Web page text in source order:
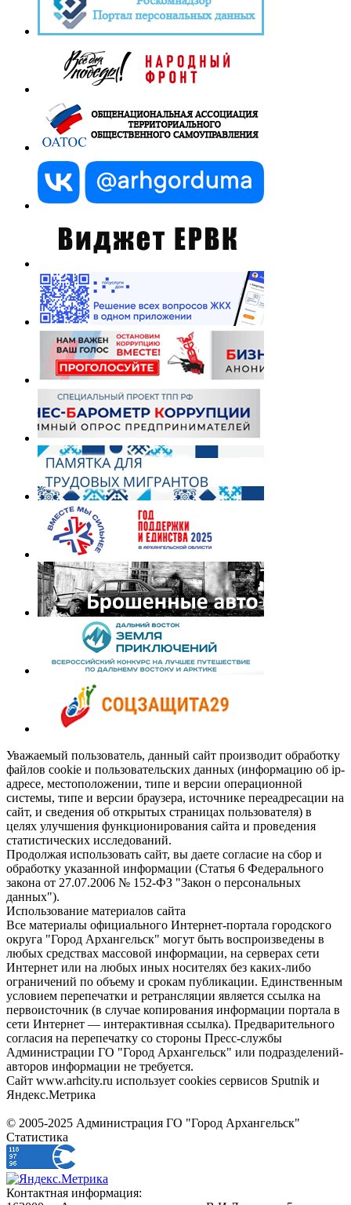
Уважаемый пользователь, данный сайт производит обработку
файлов cookie и пользовательских данных (информацию об ip-
адресе, местоположении, типе и версии операционной
системы, типе и версии браузера, источнике переадресации на
сайт, и сведения об открытых страницах пользователя) в
целях улучшения функционирования сайта и проведения
статистических исследований.
Продолжая использовать сайт, вы даете согласие на сбор и
обработку указанной информации (Статья 6 Федерального
закона от 27.07.2006 № 152-ФЗ "Закон о персональных
данных").
Использование материалов сайта
Все материалы официального Интернет-портала городского
округа "Город Архангельск" могут быть воспроизведены в
любых средствах массовой информации, на серверах сети
Интернет или на любых иных носителях без каких-либо
ограничений по объему и срокам публикации. Единственным
условием перепечатки и ретрансляции является ссылка на
первоисточник (в случае копирования информации портала в
сети Интернет — интерактивная ссылка). Предварительного
согласия на перепечатку со стороны Пресс-службы
Администрации ГО "Город Архангельск" или подразделений-
авторов информации не требуется.
Сайт www.arhcity.ru использует cookies сервисов Sputnik и
Яндекс.Метрика
© 2005-2025 Администрация ГО "Город Архангельск"
Статистика
Контактная информация: